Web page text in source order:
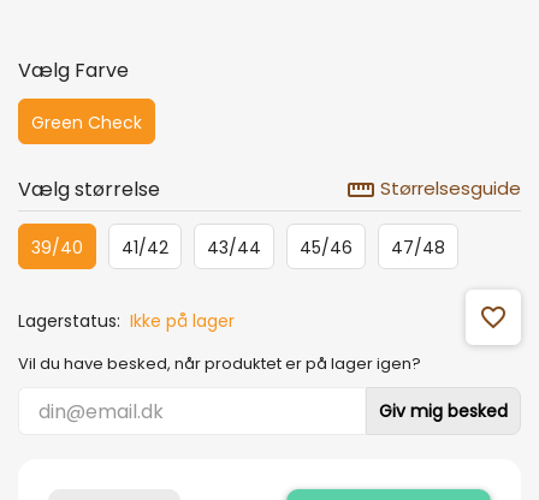
Vælg Farve
Green Check
Vælg størrelse straighten Størrelsesguide
39/40 41/42 43/44 45/46 47/48
Lagerstatus: Ikke på lager favorite_outline
Vil du have besked, når produktet er på lager igen?
Giv mig besked